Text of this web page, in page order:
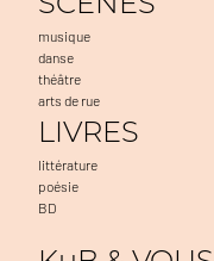
musique
danse
théâtre
arts de rue
LIVRES
littérature
poésie
BD